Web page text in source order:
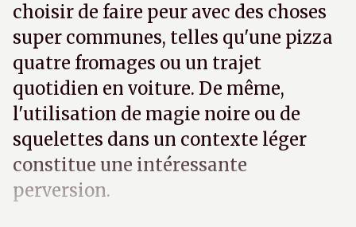
choisir de faire peur avec des choses
super communes, telles qu'une pizza
quatre fromages ou un trajet
quotidien en voiture. De même,
l'utilisation de magie noire ou de
squelettes dans un contexte léger
constitue une intéressante
perversion.